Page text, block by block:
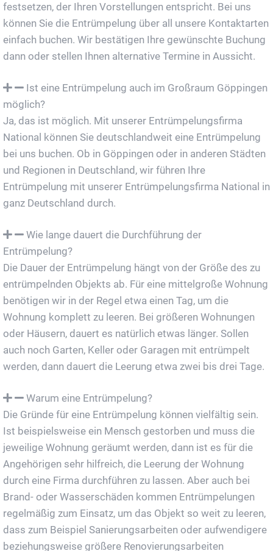
festsetzen, der Ihren Vorstellungen entspricht. Bei uns
können Sie die Entrümpelung über all unsere Kontaktarten
einfach buchen. Wir bestätigen Ihre gewünschte Buchung
dann oder stellen Ihnen alternative Termine in Aussicht.
Ist eine Entrümpelung auch im Großraum Göppingen
möglich?
Ja, das ist möglich. Mit unserer Entrümpelungsfirma
National können Sie deutschlandweit eine Entrümpelung
bei uns buchen. Ob in Göppingen oder in anderen Städten
und Regionen in Deutschland, wir führen Ihre
Entrümpelung mit unserer Entrümpelungsfirma National in
ganz Deutschland durch.
Wie lange dauert die Durchführung der
Entrümpelung?
Die Dauer der Entrümpelung hängt von der Größe des zu
entrümpelnden Objekts ab. Für eine mittelgroße Wohnung
benötigen wir in der Regel etwa einen Tag, um die
Wohnung komplett zu leeren. Bei größeren Wohnungen
oder Häusern, dauert es natürlich etwas länger. Sollen
auch noch Garten, Keller oder Garagen mit entrümpelt
werden, dann dauert die Leerung etwa zwei bis drei Tage.
Warum eine Entrümpelung?
Die Gründe für eine Entrümpelung können vielfältig sein.
Ist beispielsweise ein Mensch gestorben und muss die
jeweilige Wohnung geräumt werden, dann ist es für die
Angehörigen sehr hilfreich, die Leerung der Wohnung
durch eine Firma durchführen zu lassen. Aber auch bei
Brand- oder Wasserschäden kommen Entrümpelungen
regelmäßig zum Einsatz, um das Objekt so weit zu leeren,
dass zum Beispiel Sanierungsarbeiten oder aufwendigere
beziehungsweise größere Renovierungsarbeiten